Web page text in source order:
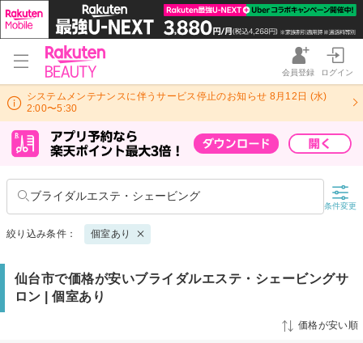
会員登録 ログイン
システムメンテナンスに伴うサービス停止のお知らせ 8月12日 (水)
2:00〜5:30
ブライダルエステ・シェービング
条件変更
絞り込み条件： 個室あり
仙台市で価格が安いブライダルエステ・シェービングサ
ロン | 個室あり
価格が安い順